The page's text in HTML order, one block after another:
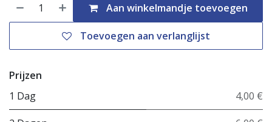
Aan winkelmandje toevoegen
Toevoegen aan verlanglijst
Prijzen
1 Dag
4,00 €